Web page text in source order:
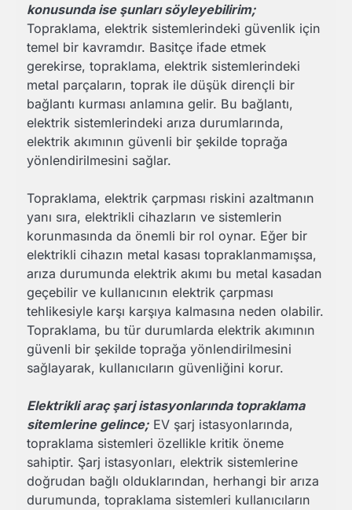
konusunda ise şunları söyleyebilirim;
Topraklama, elektrik sistemlerindeki güvenlik için
temel bir kavramdır. Basitçe ifade etmek
gerekirse, topraklama, elektrik sistemlerindeki
metal parçaların, toprak ile düşük dirençli bir
bağlantı kurması anlamına gelir. Bu bağlantı,
elektrik sistemlerindeki arıza durumlarında,
elektrik akımının güvenli bir şekilde toprağa
yönlendirilmesini sağlar.
Topraklama, elektrik çarpması riskini azaltmanın
yanı sıra, elektrikli cihazların ve sistemlerin
korunmasında da önemli bir rol oynar. Eğer bir
elektrikli cihazın metal kasası topraklanmamışsa,
arıza durumunda elektrik akımı bu metal kasadan
geçebilir ve kullanıcının elektrik çarpması
tehlikesiyle karşı karşıya kalmasına neden olabilir.
Topraklama, bu tür durumlarda elektrik akımının
güvenli bir şekilde toprağa yönlendirilmesini
sağlayarak, kullanıcıların güvenliğini korur.
Elektrikli araç şarj istasyonlarında topraklama
sitemlerine gelince; EV şarj istasyonlarında,
topraklama sistemleri özellikle kritik öneme
sahiptir. Şarj istasyonları, elektrik sistemlerine
doğrudan bağlı olduklarından, herhangi bir arıza
durumunda, topraklama sistemleri kullanıcıların